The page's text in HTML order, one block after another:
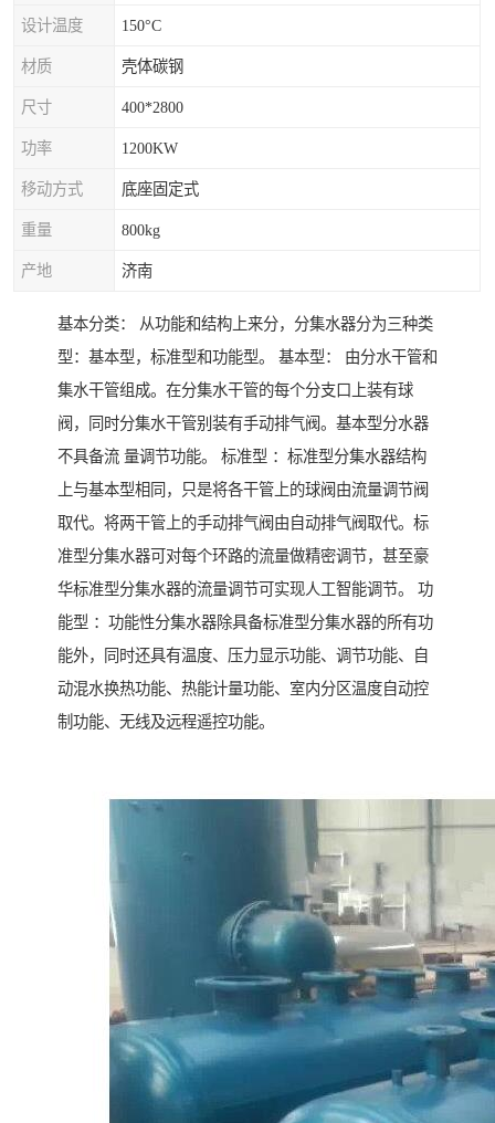
设计温度 150°C
材质 壳体碳钢
尺寸 400*2800
功率 1200KW
移动方式 底座固定式
重量 800kg
产地 济南
基本分类： 从功能和结构上来分，分集水器分为三种类
型：基本型，标准型和功能型。 基本型： 由分水干管和
集水干管组成。在分集水干管的每个分支口上装有球
阀，同时分集水干管别装有手动排气阀。基本型分水器
不具备流 量调节功能。 标准型 ：标准型分集水器结构
上与基本型相同，只是将各干管上的球阀由流量调节阀
取代。将两干管上的手动排气阀由自动排气阀取代。标
准型分集水器可对每个环路的流量做精密调节，甚至豪
华标准型分集水器的流量调节可实现人工智能调节。 功
能型 ：功能性分集水器除具备标准型分集水器的所有功
能外，同时还具有温度、压力显示功能、调节功能、自
动混水换热功能、热能计量功能、室内分区温度自动控
制功能、无线及远程遥控功能。